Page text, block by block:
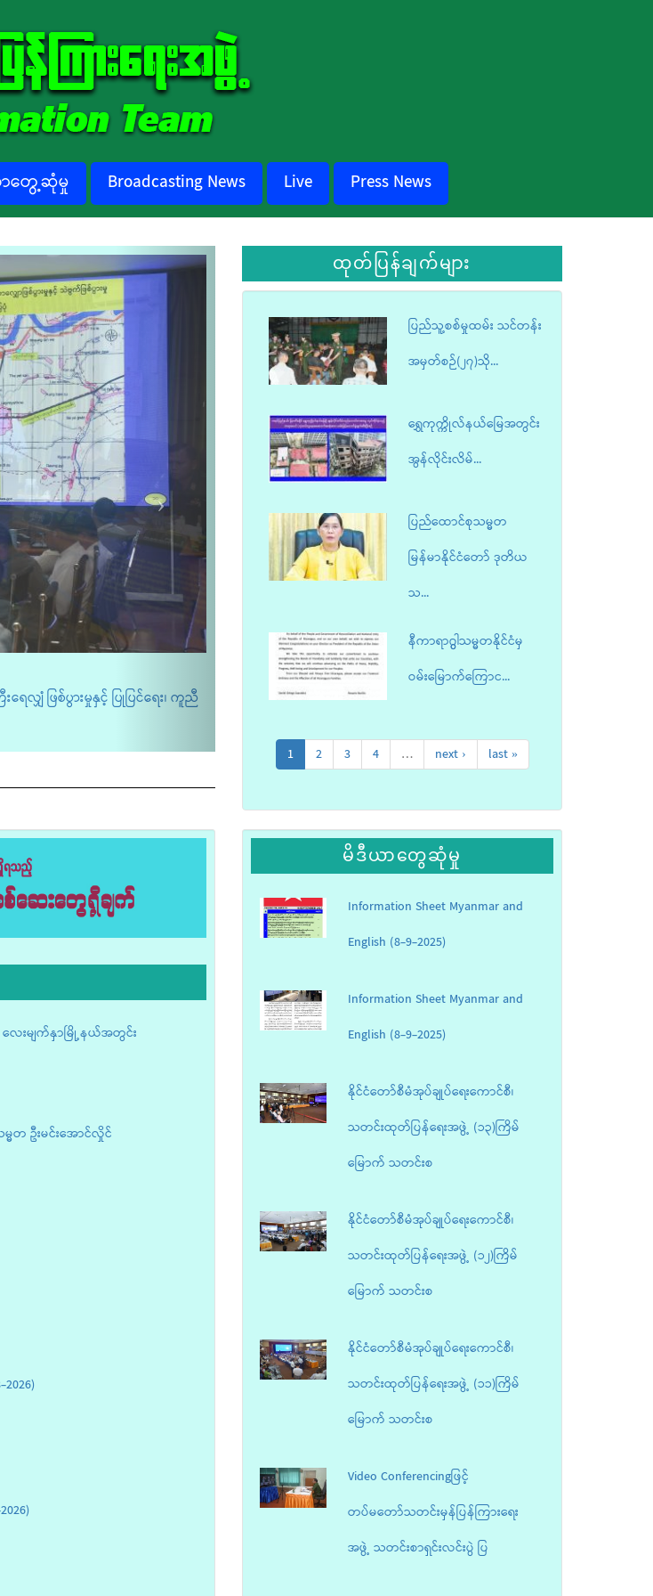
တွေ့ဆုံမှု Broadcasting News Live Press News
င်ရေး၊ ကူညီ
ပြည်ထောင်စုသမ္မတမြန်မာနိုင်ငံတော်၊ နိုင်ငံတော်သမ္မတ ဦးမင်းအောင်လှိုင် မြန်မာနိုင်ငံကက်သလစ်ဆရာတော်က
Next ထုတ်ပြန်ချက်များ
ပြည်သူ့စစ်မှုထမ်း သင်တန်း
အမှတ်စဉ်(၂၇)သို...
ရွှေကုက္ကိုလ်နယ်မြေအတွင်း
အွန်လိုင်းလိမ်...
ပြည်ထောင်စုသမ္မတ
မြန်မာနိုင်ငံတော် ဒုတိယ
သ...
နီကာရာဂွွါသမ္မတနိုင်ငံမှ
ဝမ်းမြောက်ကြောင...
1 2 3 4 … next › last »
ေးမျက်နှာမြို့နယ်အတွင်း
မတ ဦးမင်းအောင်လှိုင်
မိဒီယာတွေဆုံမှု
Information Sheet Myanmar and
English (8-9-2025)
Information Sheet Myanmar and
English (8-9-2025)
နိုင်ငံတော်စီမံအုပ်ချုပ်ရေးကောင်စီ၊
သတင်းထုတ်ပြန်ရေးအဖွဲ့ (၁၃)ကြိမ်
မြောက် သတင်းစ
နိုင်ငံတော်စီမံအုပ်ချုပ်ရေးကောင်စီ၊
သတင်းထုတ်ပြန်ရေးအဖွဲ့ (၁၂)ကြိမ်
မြောက် သတင်းစ
နိုင်ငံတော်စီမံအုပ်ချုပ်ရေးကောင်စီ၊
သတင်းထုတ်ပြန်ရေးအဖွဲ့ (၁၁)ကြိမ်
မြောက် သတင်းစ
Video Conferencingဖြင့်
တပ်မတော်သတင်းမှန်ပြန်ကြားရေး
အဖွဲ့ သတင်းစာရှင်းလင်းပွဲ ပြ